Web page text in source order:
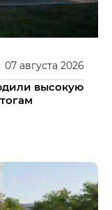
07 августа 2026
высокую